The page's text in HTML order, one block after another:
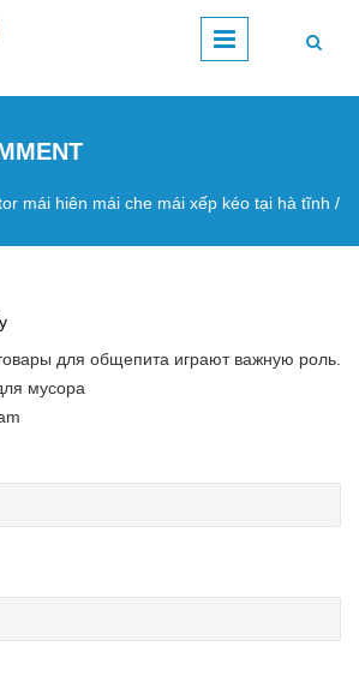
mái hiên mái che mái xếp kéo tại hà tĩnh /
для общепита играют важную роль.
мусора